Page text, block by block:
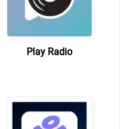
Play Radio